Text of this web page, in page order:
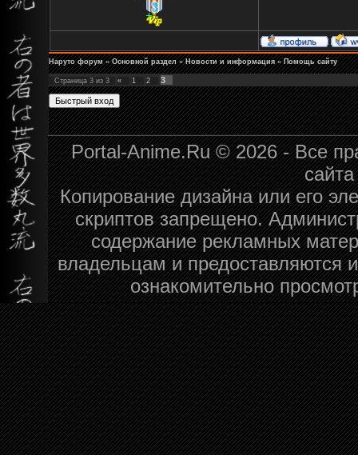
Наруто форум » Основной раздел » Новости и информация » Помощь сайту
Страница 3 из 3 « 1 2 3
Portal-Anime.Ru © 2026 - Все
Копирование дизайна или его
скриптов запрещено.
содержание рекламных
владельцам и предоставляются
ознакомительно